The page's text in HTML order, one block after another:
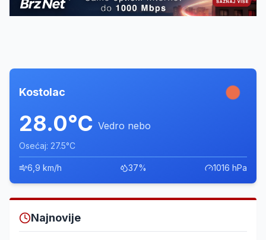
Kostolac
28.0°C Vedro nebo
Osećaj: 27.5°C
6,9 km/h 37% 1016 hPa
Najnovije